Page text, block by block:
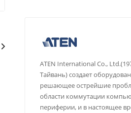
ДОСТАВКА
ATEN International Co.,
Тайвань) создает
решающее острейшие
области коммутации
периферии, и в настоящее